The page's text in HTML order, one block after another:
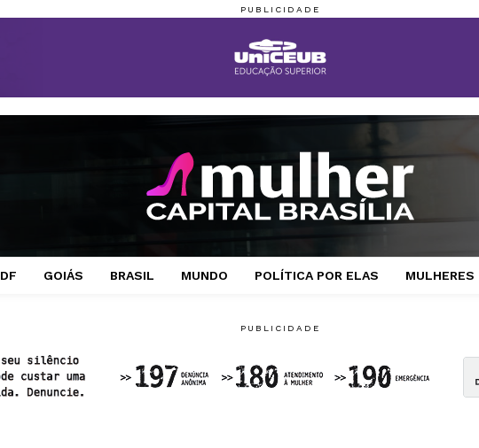
DF GOIÁS BRASIL MUNDO POLÍTICA POR ELAS MULHERES